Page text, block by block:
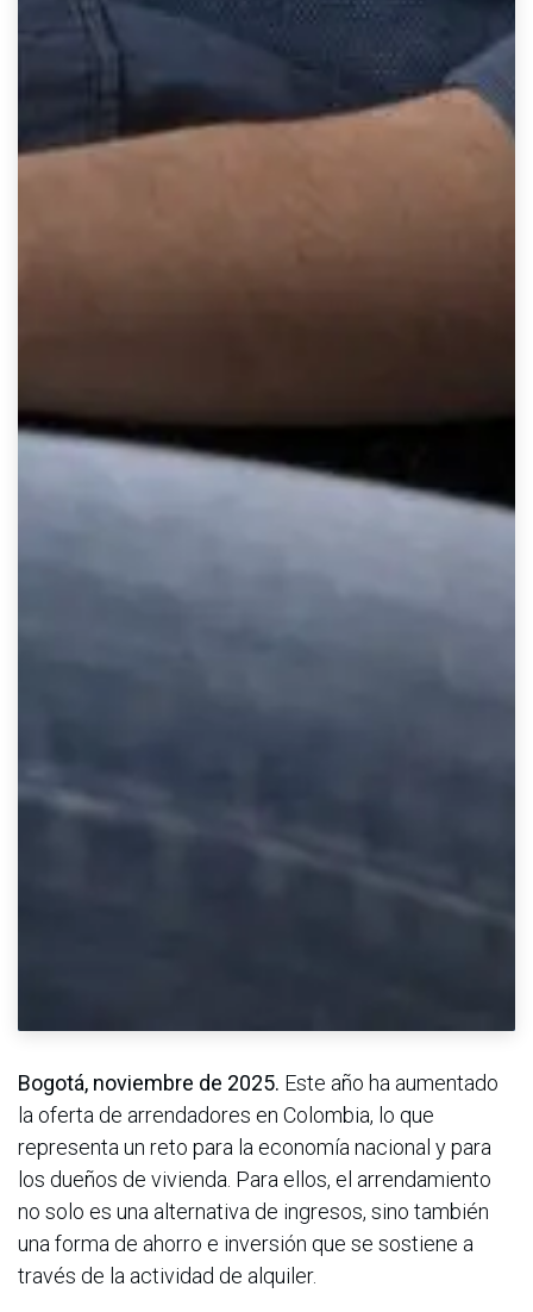
Bogotá, noviembre de 2025. Este año ha aumentado
la oferta de arrendadores en Colombia, lo que
representa un reto para la economía nacional y para
los dueños de vivienda. Para ellos, el arrendamiento
no solo es una alternativa de ingresos, sino también
una forma de ahorro e inversión que se sostiene a
través de la actividad de alquiler.